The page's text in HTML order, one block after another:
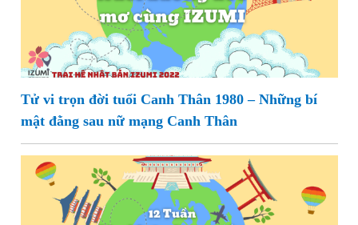
Tử vi trọn đời tuổi Canh Thân 1980 – Những bí
mật đằng sau nữ mạng Canh Thân